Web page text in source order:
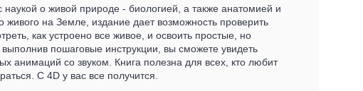
о живой природе - биологией, а также анатомией и
на Земле, издание дает возможность проверить
как устроено все живое, и освоить простые, но
пошаговые инструкции, вы сможете увидеть
анимаций со звуком. Книга полезна для всех, кто любит
С 4D у вас все получится.